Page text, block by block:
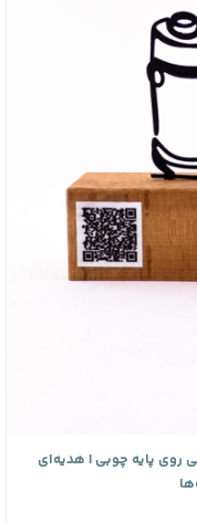
روی پایه چوبی | هدیه‌ای